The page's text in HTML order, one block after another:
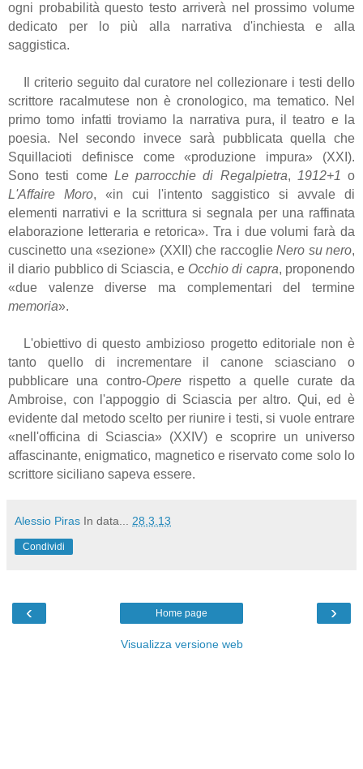
ogni probabilità questo testo arriverà nel prossimo volume
dedicato per lo più alla narrativa d'inchiesta e alla
saggistica.
Il criterio seguito dal curatore nel collezionare i testi dello
scrittore racalmutese non è cronologico, ma tematico. Nel
primo tomo infatti troviamo la narrativa pura, il teatro e la
poesia. Nel secondo invece sarà pubblicata quella che
Squillacioti definisce come «produzione impura» (XXI).
Sono testi come Le parrocchie di Regalpietra, 1912+1 o
L'Affaire Moro, «in cui l'intento saggistico si avvale di
elementi narrativi e la scrittura si segnala per una raffinata
elaborazione letteraria e retorica». Tra i due volumi farà da
cuscinetto una «sezione» (XXII) che raccoglie Nero su nero,
il diario pubblico di Sciascia, e Occhio di capra, proponendo
«due valenze diverse ma complementari del termine
memoria».
L'obiettivo di questo ambizioso progetto editoriale non è
tanto quello di incrementare il canone sciasciano o
pubblicare una contro-Opererispetto a quelle curate da
Ambroise, con l'appoggio di Sciascia per altro. Qui, ed è
evidente dal metodo scelto per riunire i testi, si vuole entrare
«nell'officina di Sciascia» (XXIV) e scoprire un universo
affascinante, enigmatico, magnetico e riservato come solo lo
scrittore siciliano sapeva essere.
Alessio Piras In data... 28.3.13
Condividi
‹ ›
Home page
Visualizza versione web